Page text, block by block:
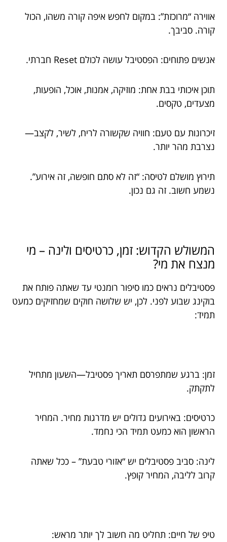
אווירה “מרוכזת”: במקום לחפש איפה קורה משהו, הכול
קורה. סביבך.
אנשים פתוחים: הפסטיבל עושה לכולם Reset חברתי.
תוכן איכותי בבת אחת: מוזיקה, אמנות, אוכל, הופעות,
מצעדים, טקסים.
זיכרונות עם טעם: חוויה שקשורה לריח, לשיר, לקצב—
נצרבת מהר יותר.
תירוץ מושלם לטיסה: “זה לא סתם חופשה, זה אירוע”.
נשמע חשוב. זה גם נכון.
המשולש הקדוש: זמן, כרטיסים ולינה – מי
מנצח את מי?
פסטיבלים נראים כמו סיפור רומנטי עד שאתה פותח את
בוקינג שבוע לפני. לכן, יש שלושה חוקים שמחזיקים כמעט
תמיד:
זמן: ברגע שמתפרסם תאריך פסטיבל—השעון מתחיל
לתקתק.
כרטיסים: באירועים גדולים יש מדרגות מחיר. המחיר
הראשון הוא כמעט תמיד הכי נחמד.
לינה: סביב פסטיבלים יש “אזורי טבעת” – ככל שאתה
קרוב לליבה, המחיר קופץ.
טיפ של חיים: תחליט מה חשוב לך יותר מראש: